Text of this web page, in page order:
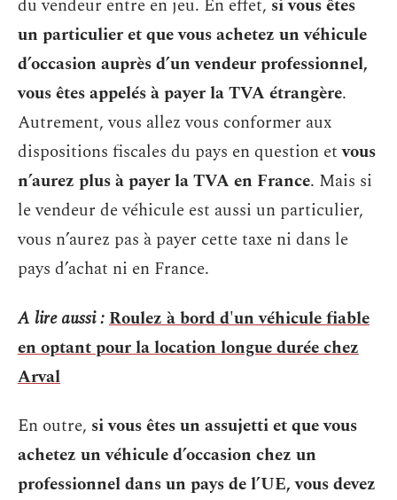
du vendeur entre en jeu. En effet, si vous êtes
un particulier et que vous achetez un véhicule
d’occasion auprès d’un vendeur professionnel,
vous êtes appelés à payer la TVA étrangère.
Autrement, vous allez vous conformer aux
dispositions fiscales du pays en question etvous
n’aurez plus à payer la TVA en France. Mais si
le vendeur de véhicule est aussi un particulier,
vous n’aurez pas à payer cette taxe ni dans le
pays d’achat ni en France.
A lire aussi :Roulez à bord d'un véhicule fiable
en optant pour la location longue durée chez
Arval
En outre, si vous êtes un assujetti et que vous
achetez un véhicule d’occasion chez un
professionnel dans un pays de l’UE, vous devez